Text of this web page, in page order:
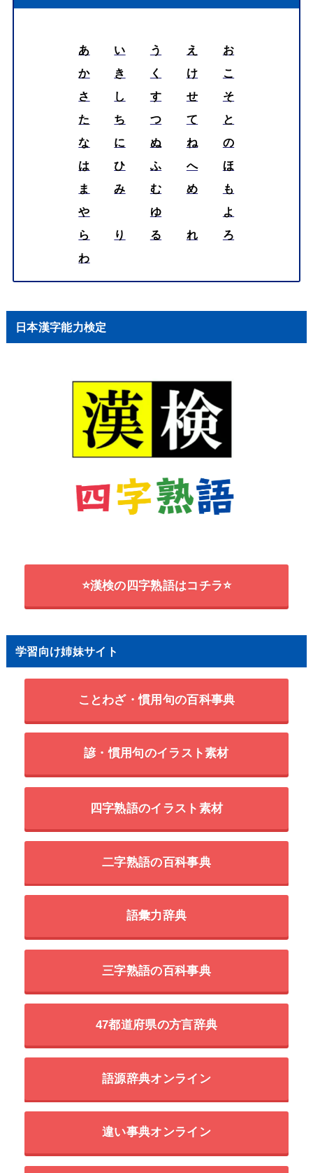
あ い う え
お
か
き く け
こ
さ
し す せ
そ
た
ち つ て
と
な
に ぬ ね
の
は
ひ ふ へ
ほ
ま
み む め
も
や
ゆ
よ
ら
り る れ
ろ
わ
日本漢字能力検定
⭐漢検の四字熟語はコチラ⭐
学習向け姉妹サイト
ことわざ・慣用句の百科事典
諺・慣用句のイラスト素材
四字熟語のイラスト素材
二字熟語の百科事典
語彙力辞典
三字熟語の百科事典
47都道府県の方言辞典
語源辞典オンライン
違い事典オンライン